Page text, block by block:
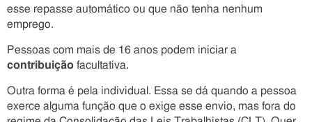
esse repasse automático ou que não tenha nenhum
emprego.
Pessoas com mais de 16 anos podem iniciar a
contribuição facultativa.
Outra forma é pela individual. Essa se dá quando a pessoa
exerce alguma função que o exige esse envio, mas fora do